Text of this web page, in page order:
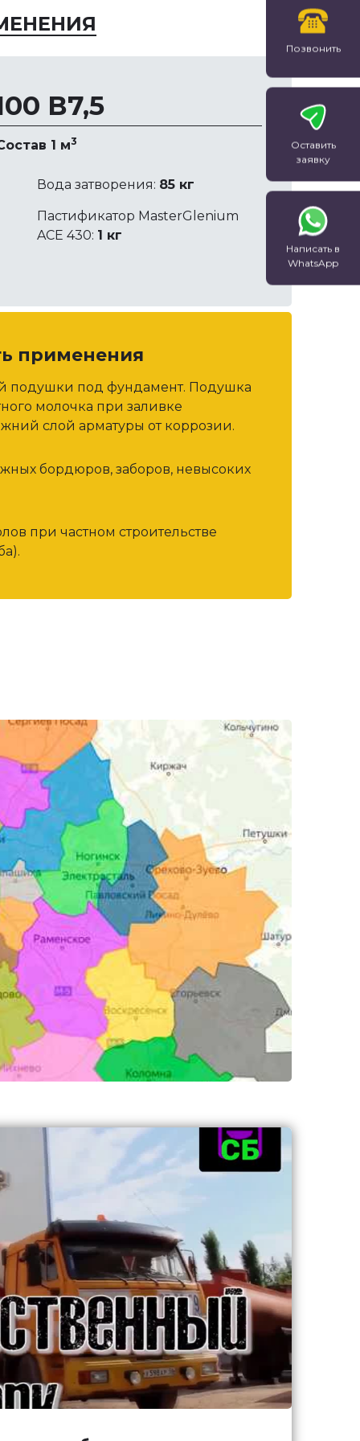
В7,5
1 м3
Вода затворения: 85 кг
Пастификатор MasterGlenium
ACE 430: 1 кг
применения
подушки под фундамент. Подушка
молочка при заливке
слой арматуры от коррозии.
бордюров, заборов, невысоких
при частном строительстве
Позвонить
Оставить
заявку
Написать в
WhatsApp